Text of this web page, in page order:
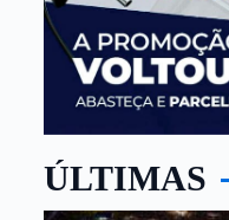
ÚLTIMAS